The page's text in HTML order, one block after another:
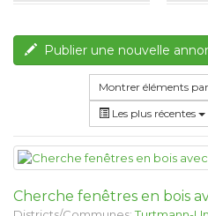
Publier une nouvelle
Montrer éléments
Les plus récentes
Cherche fenêtres en bois